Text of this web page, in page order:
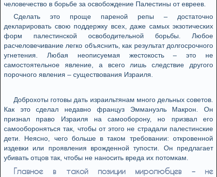
человечество в борьбе за освобождение Палестины от евреев.
Сделать это проще пареной репы – достаточно
декларировать свою поддержку всех, даже самых экзотических
форм палестинской освободительной борьбы. Любое
расчеловечивание легко объяснить, как результат долгосрочного
угнетения. Любая неописуемая жестокость – это не
самостоятельное явление, а всего лишь следствие другого
порочного явления – существования Израиля.
Доброхоты готовы дать израильтянам много дельных советов.
Как это сделал недавно француз Эммануэль Макрон. Он
признал право Израиля на самооборону, но призвал его
самообороняться так, чтобы от этого не страдали палестинские
дети. Неясно, чего больше в таком требовании: откровенной
издевки или проявления врожденной тупости. Он предлагает
убивать отцов так, чтобы не наносить вреда их потомкам.
Главное в такой позиции миролюбцев – не